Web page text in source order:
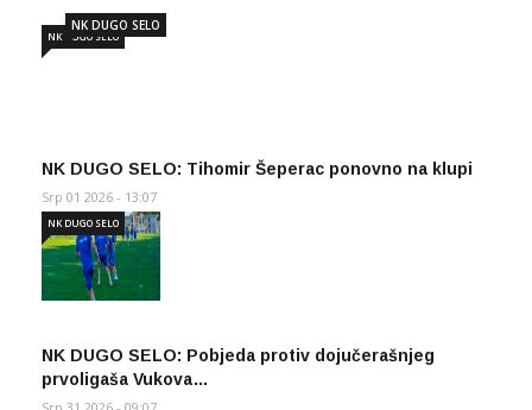
NK DUGO SELO
NK DUGO SELO: Tihomir Šeperac ponovno na klupi
NK DUGO SELO
Srp 01 2026 - 13:07
NK DUGO SELO: Pobjeda protiv dojučerašnjeg
prvoligaša Vukova…
NK DUGO SELO